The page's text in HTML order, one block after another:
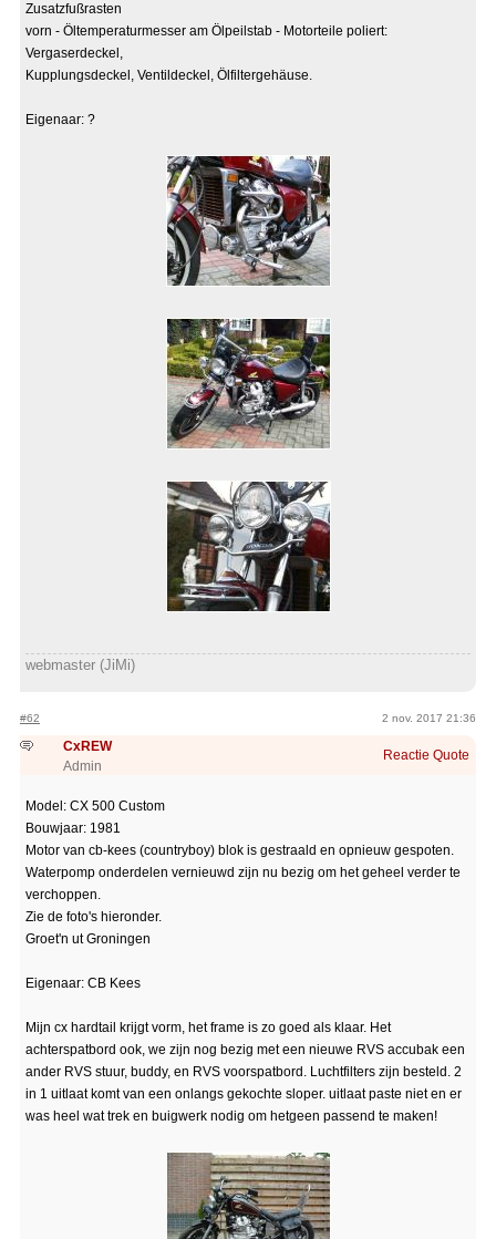
Zusatzfußrasten
vorn - Öltemperaturmesser am Ölpeilstab - Motorteile poliert:
Vergaserdeckel,
Kupplungsdeckel, Ventildeckel, Ölfiltergehäuse.
Eigenaar: ?
webmaster (JiMi)
#62 2 nov. 2017 21:36
CxREW
Admin
Reactie Quote
Model: CX 500 Custom
Bouwjaar: 1981
Motor van cb-kees (countryboy) blok is gestraald en opnieuw gespoten.
Waterpomp onderdelen vernieuwd zijn nu bezig om het geheel verder te
verchoppen.
Zie de foto's hieronder.
Groet'n ut Groningen
Eigenaar: CB Kees
Mijn cx hardtail krijgt vorm, het frame is zo goed als klaar. Het
achterspatbord ook, we zijn nog bezig met een nieuwe RVS accubak een
ander RVS stuur, buddy, en RVS voorspatbord. Luchtfilters zijn besteld. 2
in 1 uitlaat komt van een onlangs gekochte sloper. uitlaat paste niet en er
was heel wat trek en buigwerk nodig om hetgeen passend te maken!